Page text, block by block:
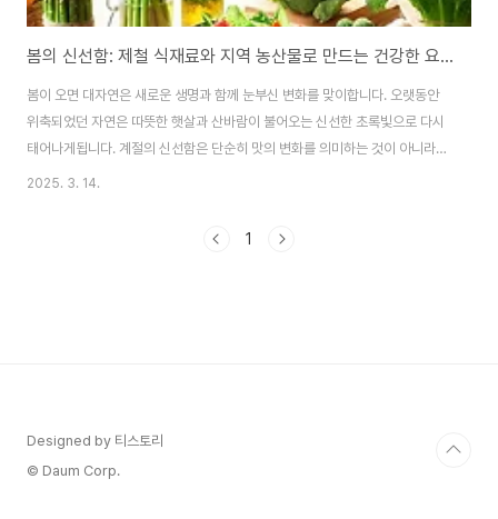
봄의 신선함: 제철 식재료와 지역 농산물로 만드는 건강한 요리 및 생활 가이드
봄이 오면 대자연은 새로운 생명과 함께 눈부신 변화를 맞이합니다. 오랫동안
위축되었던 자연은 따뜻한 햇살과 산바람이 불어오는 신선한 초록빛으로 다시
태어나게됩니다. 계절의 신선함은 단순히 맛의 변화를 의미하는 것이 아니라
우리 몸에 다양한 영양소와 건강한 에너지를 공급하는 중요한 요소이기도 합니
2025. 3. 14.
1
Designed by 티스토리
© Daum Corp.